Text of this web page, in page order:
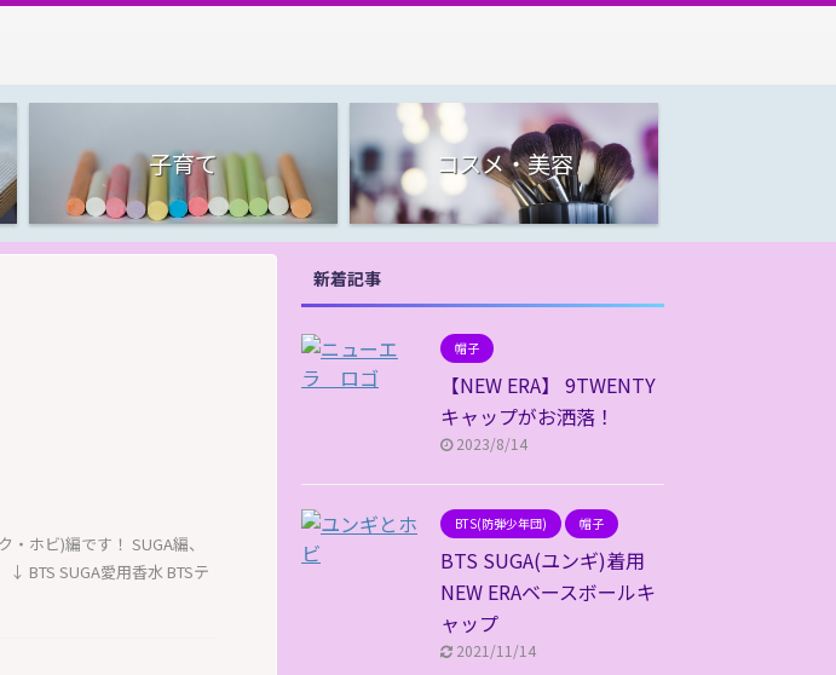
子育て コスメ・美容
ホビ)編です！ SUGA編、
BTS SUGA愛用香水 BTSテ
新着記事
帽子
【NEW ERA】 9TWENTY
キャップがお洒落！
2023/8/14
BTS(防弾少年団) 帽子
BTS SUGA(ユンギ)着用
NEW ERAベースボールキ
ャップ
2021/11/14